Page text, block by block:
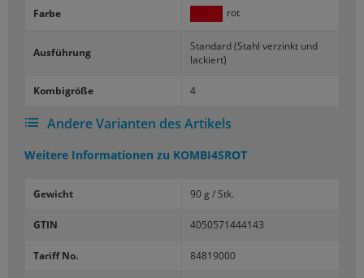
Farbe rot
Aus­füh­rung
Stan­dard (Stahl ver­zinkt und
la­ckiert)
Kom­bi­grö­ße 4
Andere Varianten des Artikels
Weitere Informationen zu KOMBI4SROT
Gewicht 90 g / Stk.
GTIN 4050571444143
Tariff No. 84819000